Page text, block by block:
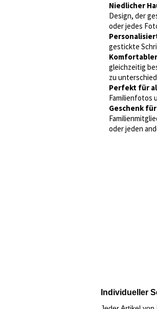
Niedlicher
Design, der
oder jedes
gestickte
gleichzeitig
zu
Perfekt für
Familienfotos
Geschenk
oder jeden
Individueller